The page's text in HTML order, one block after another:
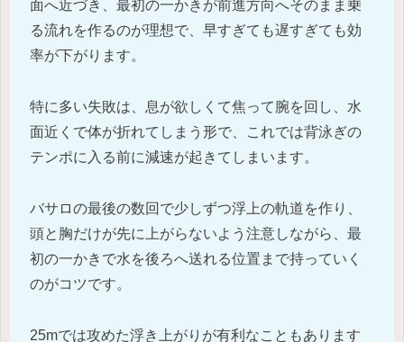
面へ近づき、最初の一かきが前進方向へそのまま乗
る流れを作るのが理想で、早すぎても遅すぎても効
率が下がります。
特に多い失敗は、息が欲しくて焦って腕を回し、水
面近くで体が折れてしまう形で、これでは背泳ぎの
テンポに入る前に減速が起きてしまいます。
バサロの最後の数回で少しずつ浮上の軌道を作り、
頭と胸だけが先に上がらないよう注意しながら、最
初の一かきで水を後ろへ送れる位置まで持っていく
のがコツです。
25mでは攻めた浮き上がりが有利なこともあります